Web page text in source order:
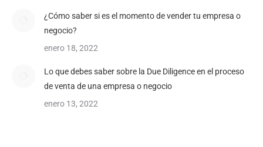
¿Cómo saber si es el momento de vender tu empresa o
negocio?
enero 18, 2022
Lo que debes saber sobre la Due Diligence en el proceso
de venta de una empresa o negocio
enero 13, 2022